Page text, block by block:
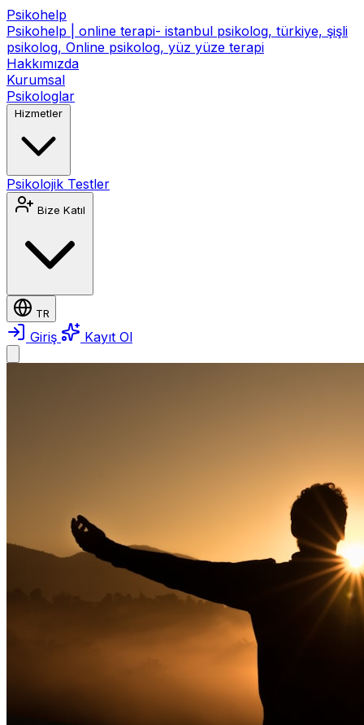
Psikohelp
Psikohelp | online terapi- istanbul psikolog, türkiye, şişli
psikolog, Online psikolog, yüz yüze terapi
Hakkımızda
Kurumsal
Psikologlar
Hizmetler
Psikolojik Testler
Bize Katıl
TR
Giriş Kayıt Ol